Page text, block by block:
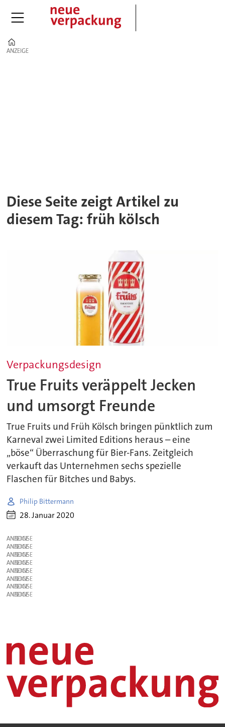
ANZEIGE
ANZEIGE
Diese Seite zeigt Artikel zu
diesem Tag: früh kölsch
Verpackungsdesign
True Fruits veräppelt Jecken
und umsorgt Freunde
True Fruits und Früh Kölsch bringen pünktlich zum
Karneval zwei Limited Editions heraus – eine
„böse“ Überraschung für Bier-Fans. Zeitgleich
verkauft das Unternehmen sechs spezielle
Flaschen für Bitches und Babys.
Philip Bittermann
28. Januar 2020
ANZEIGE
ANZEIGE
ANZEIGE
ANZEIGE
ANZEIGE
ANZEIGE
ANZEIGE
ANZEIGE